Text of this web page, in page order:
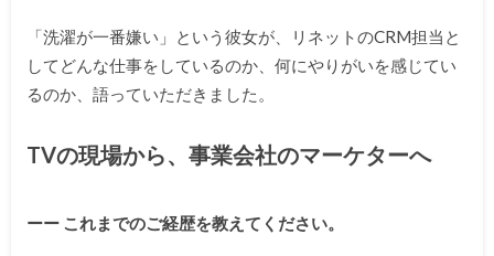
「洗濯が一番嫌い」という彼女が、リネットのCRM担当と
してどんな仕事をしているのか、何にやりがいを感じてい
るのか、語っていただきました。
TVの現場から、事業会社のマーケターへ
ーー これまでのご経歴を教えてください。